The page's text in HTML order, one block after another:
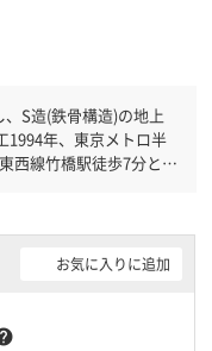
S造(鉄骨構造)の地上
西線竹橋駅徒歩7分と複
車場完備なので、車の
お気に入りに追加